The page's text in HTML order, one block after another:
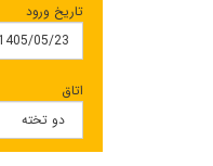
تاریخ ورود
اتاق